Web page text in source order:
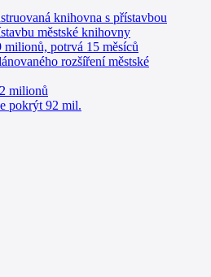
knihovna s přístavbou
městské knihovny
milionů, potrvá 15 měsíců
rozšíření městské
milionů
pokrýt 92 mil.